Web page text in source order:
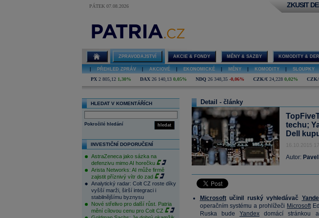
PÁTEK 07.08.2026 ZKUSIT
ZPRAVODAJSTVÍ AKCIE & FONDY MĚNY & SAZBY KOMODITY &
PŘEHLED ZPRÁV AKCIOVÉ EKONOMICKÉ MĚNY KOMODITY SLOUPKY
PX 2 805,12 1,30% DAX 26 140,13 0,05% NDQ 26 348,35 -0,06% CZK/€ 24,228 0,02%
HLEDAT V KOMENTÁŘÍCH
hledat
Pokročilé hledání
INVESTIČNÍ DOPORUČENÍ
AstraZeneca jako sázka na
defenzivu mimo AI horečku
Arista Networks: AI může firmě
zajistit příznivý vítr do zad
Analytický radar: Colt CZ roste díky
vyšší marži, širší integraci i
stabilnějšímu byznysu
Nové střelivo pro další růst. Patria
mění cílovou cenu pro Colt CZ
Detail - články
techu;
Dell
16.10.2015
Autor:
Microsoftučinil ruský vyhledávač
operačním systému a prohlížeči Microsoft
Ruska bude Yandexdomácí stránkou a